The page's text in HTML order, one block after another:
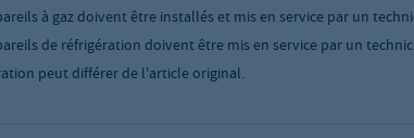
à gaz doivent être installés et mis en service par un
de réfrigération doivent être mis en service par un
peut différer de l'article original.